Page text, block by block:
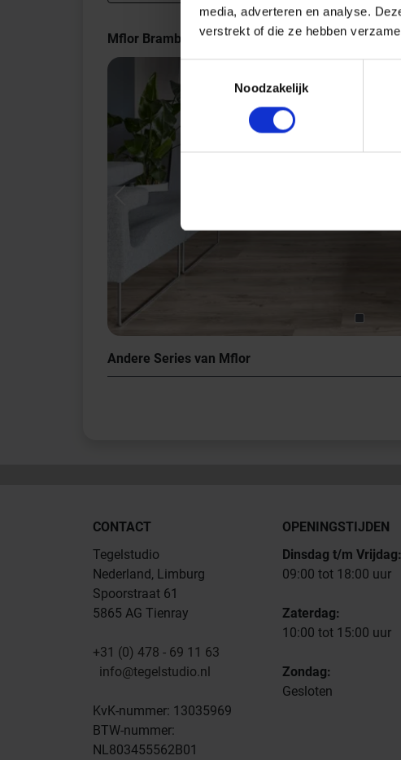
media, adverteren en analyse.
verstrekt of die ze hebben
Noodzakelijk
Mflor Bramber Chestnut Indrukken
Andere Series van Mflor
CONTACT
Tegelstudio
Nederland, Limburg
Spoorstraat 61
5865 AG Tienray
+31 (0) 478 - 69 11 63
info@tegelstudio.nl
KvK-nummer: 13035969
BTW-nummer:
NL803455562B01
OPENINGSTIJDEN
Dinsdag t/m Vrijdag:
09:00 tot 18:00 uur
Zaterdag:
10:00 tot 15:00 uur
Zondag:
Gesloten